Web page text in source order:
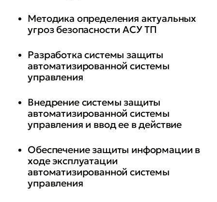
Методика определения актуальных
угроз безопасности АСУ ТП
Разработка системы защиты
автоматизированной системы
управления
Внедрение системы защиты
автоматизированной системы
управления и ввод ее в действие
Обеспечение защиты информации в
ходе эксплуатации
автоматизированной системы
управления